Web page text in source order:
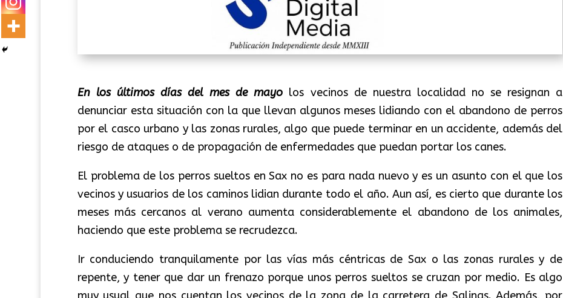
En los últimos días del mes de mayo los vecinos de nuestra localidad no se resignan a
denunciar esta situación con la que llevan algunos meses lidiando con el abandono de perros
por el casco urbano y las zonas rurales, algo que puede terminar en un accidente, además del
riesgo de ataques o de propagación de enfermedades que puedan portar los canes.
El problema de los perros sueltos en Sax no es para nada nuevo y es un asunto con el que los
vecinos y usuarios de los caminos lidian durante todo el año. Aun así, es cierto que durante los
meses más cercanos al verano aumenta considerablemente el abandono de los animales,
haciendo que este problema se recrudezca.
Ir conduciendo tranquilamente por las vías más céntricas de Sax o las zonas rurales y de
repente, y tener que dar un frenazo porque unos perros sueltos se cruzan por medio. Es algo